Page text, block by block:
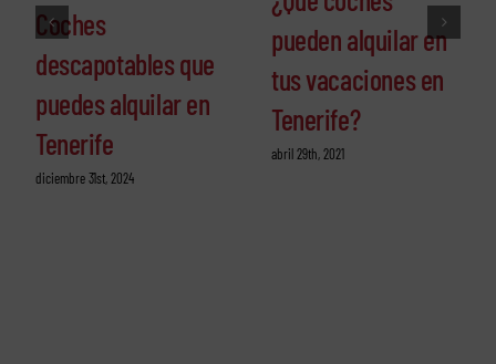
Coches
descapotables que
puedes alquilar en
Tenerife
diciembre 31st, 2024
pueden alquilar en
tus vacaciones en
Tenerife?
abril 29th, 2021